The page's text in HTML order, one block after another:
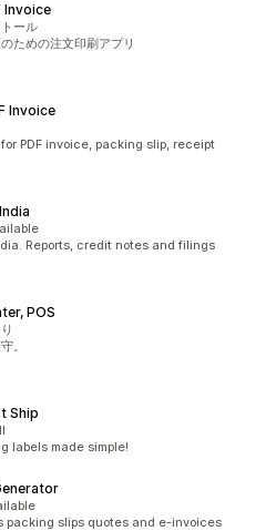
Invoice
ール
ための注文印刷アプリ
Invoice
PDF invoice, packing slip, receipt
Reports, credit notes and filings
POS
。
Ship
labels made simple!
packing slips quotes and e-invoices